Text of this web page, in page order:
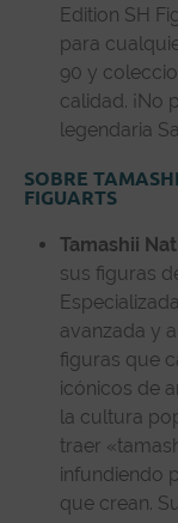
Edition SH
para
90 y
calidad. ¡No
legendaria
SOBRE
FIGUARTS
Tamashii
sus figuras
avanzada y
figuras que
icónicos de
la cultura
traer
infundiendo
que crean.